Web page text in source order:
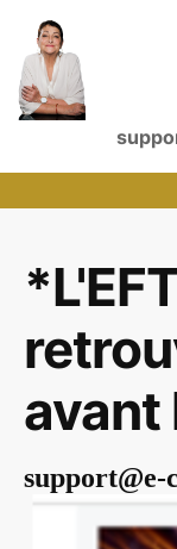
avant
support@e-